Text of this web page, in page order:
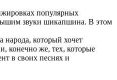
популярных
звуки шикапшина. В этом
народа, который хочет
конечно же, тех, которые
в своих песнях и